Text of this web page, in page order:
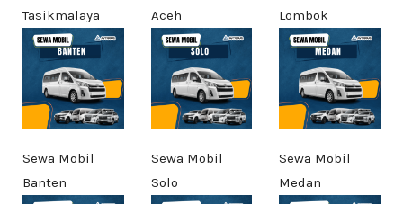
Tasikmalaya
Aceh
Lombok
Sewa Mobil
Banten
Sewa Mobil
Solo
Sewa Mobil
Medan